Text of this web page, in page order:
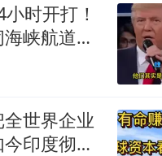
时开打！
峡航道，
世界企业
印度彻底